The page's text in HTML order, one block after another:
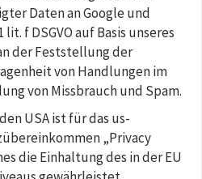
Daten an Google und
f DSGVO auf Basis unseres
der Feststellung der
von Handlungen im
von Missbrauch und Spam.
USA ist für das us-
„Privacy
die Einhaltung des in der EU